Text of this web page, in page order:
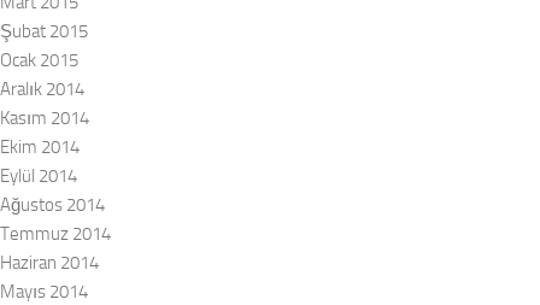
Şubat 2015
Ocak 2015
Aralık 2014
Kasım 2014
Ekim 2014
Eylül 2014
Ağustos 2014
Temmuz 2014
Haziran 2014
Mayıs 2014